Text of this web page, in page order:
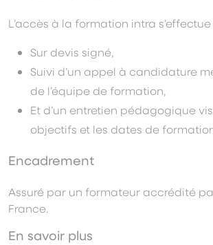
L’accès à la formation intra s’effectue
Sur devis signé,
Suivi d’un appel à candidature
de l’équipe de formation,
Et d’un entretien pédagogique
objectifs et les dates de
Encadrement
Assuré par un formateur accrédité
France.
En savoir plus